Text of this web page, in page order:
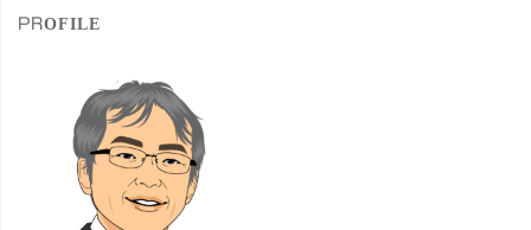
ォ
ト
ジ
PROFILE